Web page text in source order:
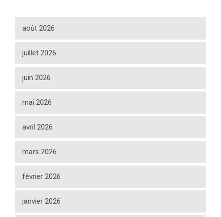
août 2026
juillet 2026
juin 2026
mai 2026
avril 2026
mars 2026
février 2026
janvier 2026